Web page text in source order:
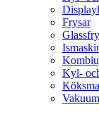
Frysar
Kyl-